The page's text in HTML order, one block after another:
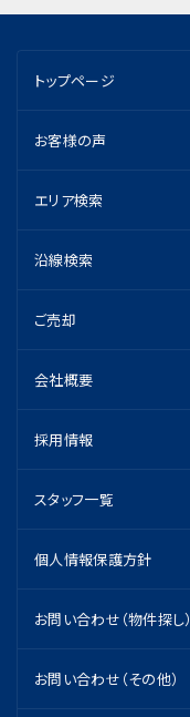
トップページ
お客様の声
エリア検索
沿線検索
ご売却
会社概要
採用情報
スタッフ一覧
個人情報保護方針
お問い合わせ（物件探し）
お問い合わせ（その他）